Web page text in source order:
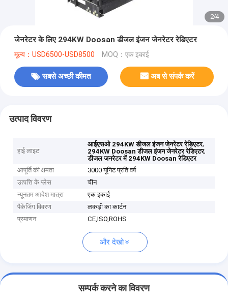
2/4
जेनरेटर के लिए 294KW Doosan डीजल इंजन जेनरेटर रेडिएटर
मूल्य：USD6500-USD8500 MOQ：एक इकाई
सबसे अच्छी कीमत अब से संपर्क करें
उत्पाद विवरण
हाई लाइट
आईएसओ 294KW डीजल इंजन जेनरेटर रेडिएटर,
294KW Doosan डीजल इंजन जेनरेटर रेडिएटर,
डीजल जनरेटर में 294KW Doosan रेडिएटर
आपूर्ति की क्षमता
3000 यूनिट प्रति वर्ष
उत्पत्ति के प्लेस
चीन
न्यूनतम आदेश मात्रा
एक इकाई
पैकेजिंग विवरण
लकड़ी का कार्टन
प्रमाणन
CE,ISO,ROHS
और देखो
सम्पर्क करने का विवरण